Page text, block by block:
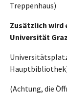
Treppenhaus)
Zusätzlich wird
Universität
(Achtung, die